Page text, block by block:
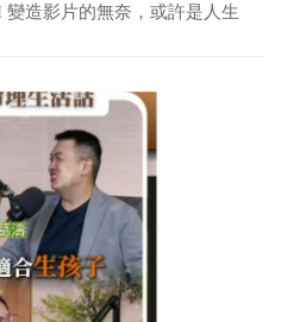
造影片的無奈，或許是人生